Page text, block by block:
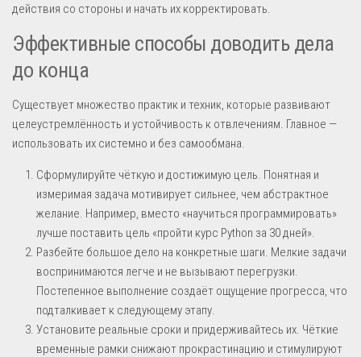
действия со стороны и начать их корректировать.
Эффективные способы доводить дела
до конца
Существует множество практик и техник, которые развивают
целеустремлённость и устойчивость к отвлечениям. Главное —
использовать их системно и без самообмана.
Сформулируйте чёткую и достижимую цель. Понятная и
измеримая задача мотивирует сильнее, чем абстрактное
желание. Например, вместо «научиться программировать»
лучше поставить цель «пройти курс Python за 30 дней».
Разбейте большое дело на конкретные шаги. Мелкие задачи
воспринимаются легче и не вызывают перегрузки.
Постепенное выполнение создаёт ощущение прогресса, что
подталкивает к следующему этапу.
Установите реальные сроки и придерживайтесь их. Чёткие
временные рамки снижают прокрастинацию и стимулируют